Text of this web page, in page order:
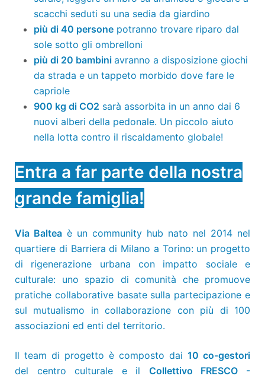
scacchi seduti su una sedia da giardino
più di 40 persone potranno trovare riparo dal
sole sotto gli ombrelloni
più di 20 bambini avranno a disposizione giochi
da strada e un tappeto morbido dove fare le
capriole
900 kg di CO2 sarà assorbita in un anno dai 6
nuovi alberi della pedonale. Un piccolo aiuto
nella lotta contro il riscaldamento globale!
Entra a far parte della nostra
grande famiglia!
Via Baltea è un community hub nato nel 2014 nel
quartiere di Barriera di Milano a Torino: un progetto
di rigenerazione urbana con impatto sociale e
culturale: uno spazio di comunità che promuove
pratiche collaborative basate sulla partecipazione e
sul mutualismo in collaborazione con più di 100
associazioni ed enti del territorio.
Il team di progetto è composto dai 10 co-gestori
del centro culturale e il Collettivo FRESCO -